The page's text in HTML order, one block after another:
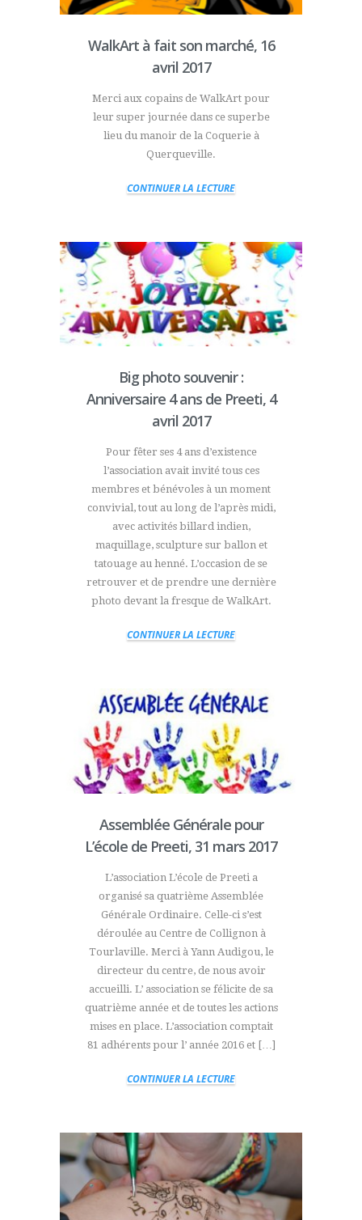
WalkArt à fait son marché, 16
avril 2017
Merci aux copains de WalkArt pour
leur super journée dans ce superbe
lieu du manoir de la Coquerie à
Querqueville.
CONTINUER LA LECTURE
Big photo souvenir :
Anniversaire 4 ans de Preeti, 4
avril 2017
Pour fêter ses 4 ans d’existence
l’association avait invité tous ces
membres et bénévoles à un moment
convivial, tout au long de l’après midi,
avec activités billard indien,
maquillage, sculpture sur ballon et
tatouage au henné. L’occasion de se
retrouver et de prendre une dernière
photo devant la fresque de WalkArt.
CONTINUER LA LECTURE
Assemblée Générale pour
L’école de Preeti, 31 mars 2017
L’association L’école de Preeti a
organisé sa quatrième Assemblée
Générale Ordinaire. Celle-ci s’est
déroulée au Centre de Collignon à
Tourlaville. Merci à Yann Audigou, le
directeur du centre, de nous avoir
accueilli. L’ association se félicite de sa
quatrième année et de toutes les actions
mises en place. L’association comptait
81 adhérents pour l’ année 2016 et […]
CONTINUER LA LECTURE